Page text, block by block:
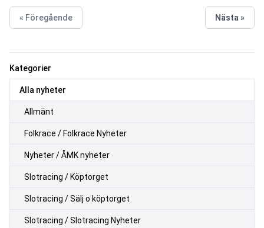
Kategorier
Alla nyheter
Allmänt
Folkrace / Folkrace Nyheter
Nyheter / ÅMK nyheter
Slotracing / Köptorget
Slotracing / Sälj o köptorget
Slotracing / Slotracing Nyheter
« Föregående Nästa »